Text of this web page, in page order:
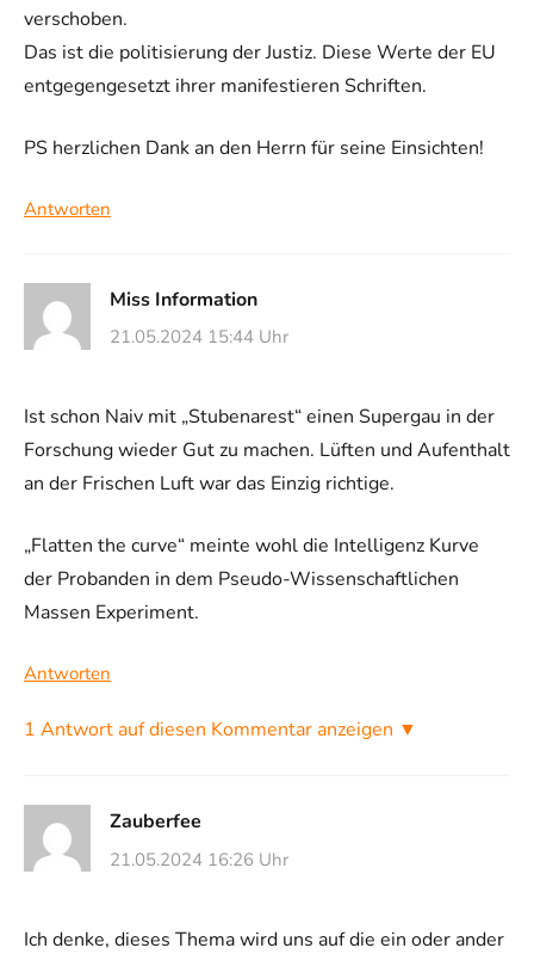
verschoben.
Das ist die politisierung der Justiz. Diese Werte der EU
entgegengesetzt ihrer manifestieren Schriften.
PS herzlichen Dank an den Herrn für seine Einsichten!
Antworten
Miss Information
21.05.2024 15:44 Uhr
Ist schon Naiv mit „Stubenarest“ einen Supergau in der
Forschung wieder Gut zu machen. Lüften und Aufenthalt
an der Frischen Luft war das Einzig richtige.
„Flatten the curve“ meinte wohl die Intelligenz Kurve
der Probanden in dem Pseudo-Wissenschaftlichen
Massen Experiment.
Antworten
1 Antwort auf diesen Kommentar anzeigen ▼
Zauberfee
21.05.2024 16:26 Uhr
Ich denke, dieses Thema wird uns auf die ein oder ander